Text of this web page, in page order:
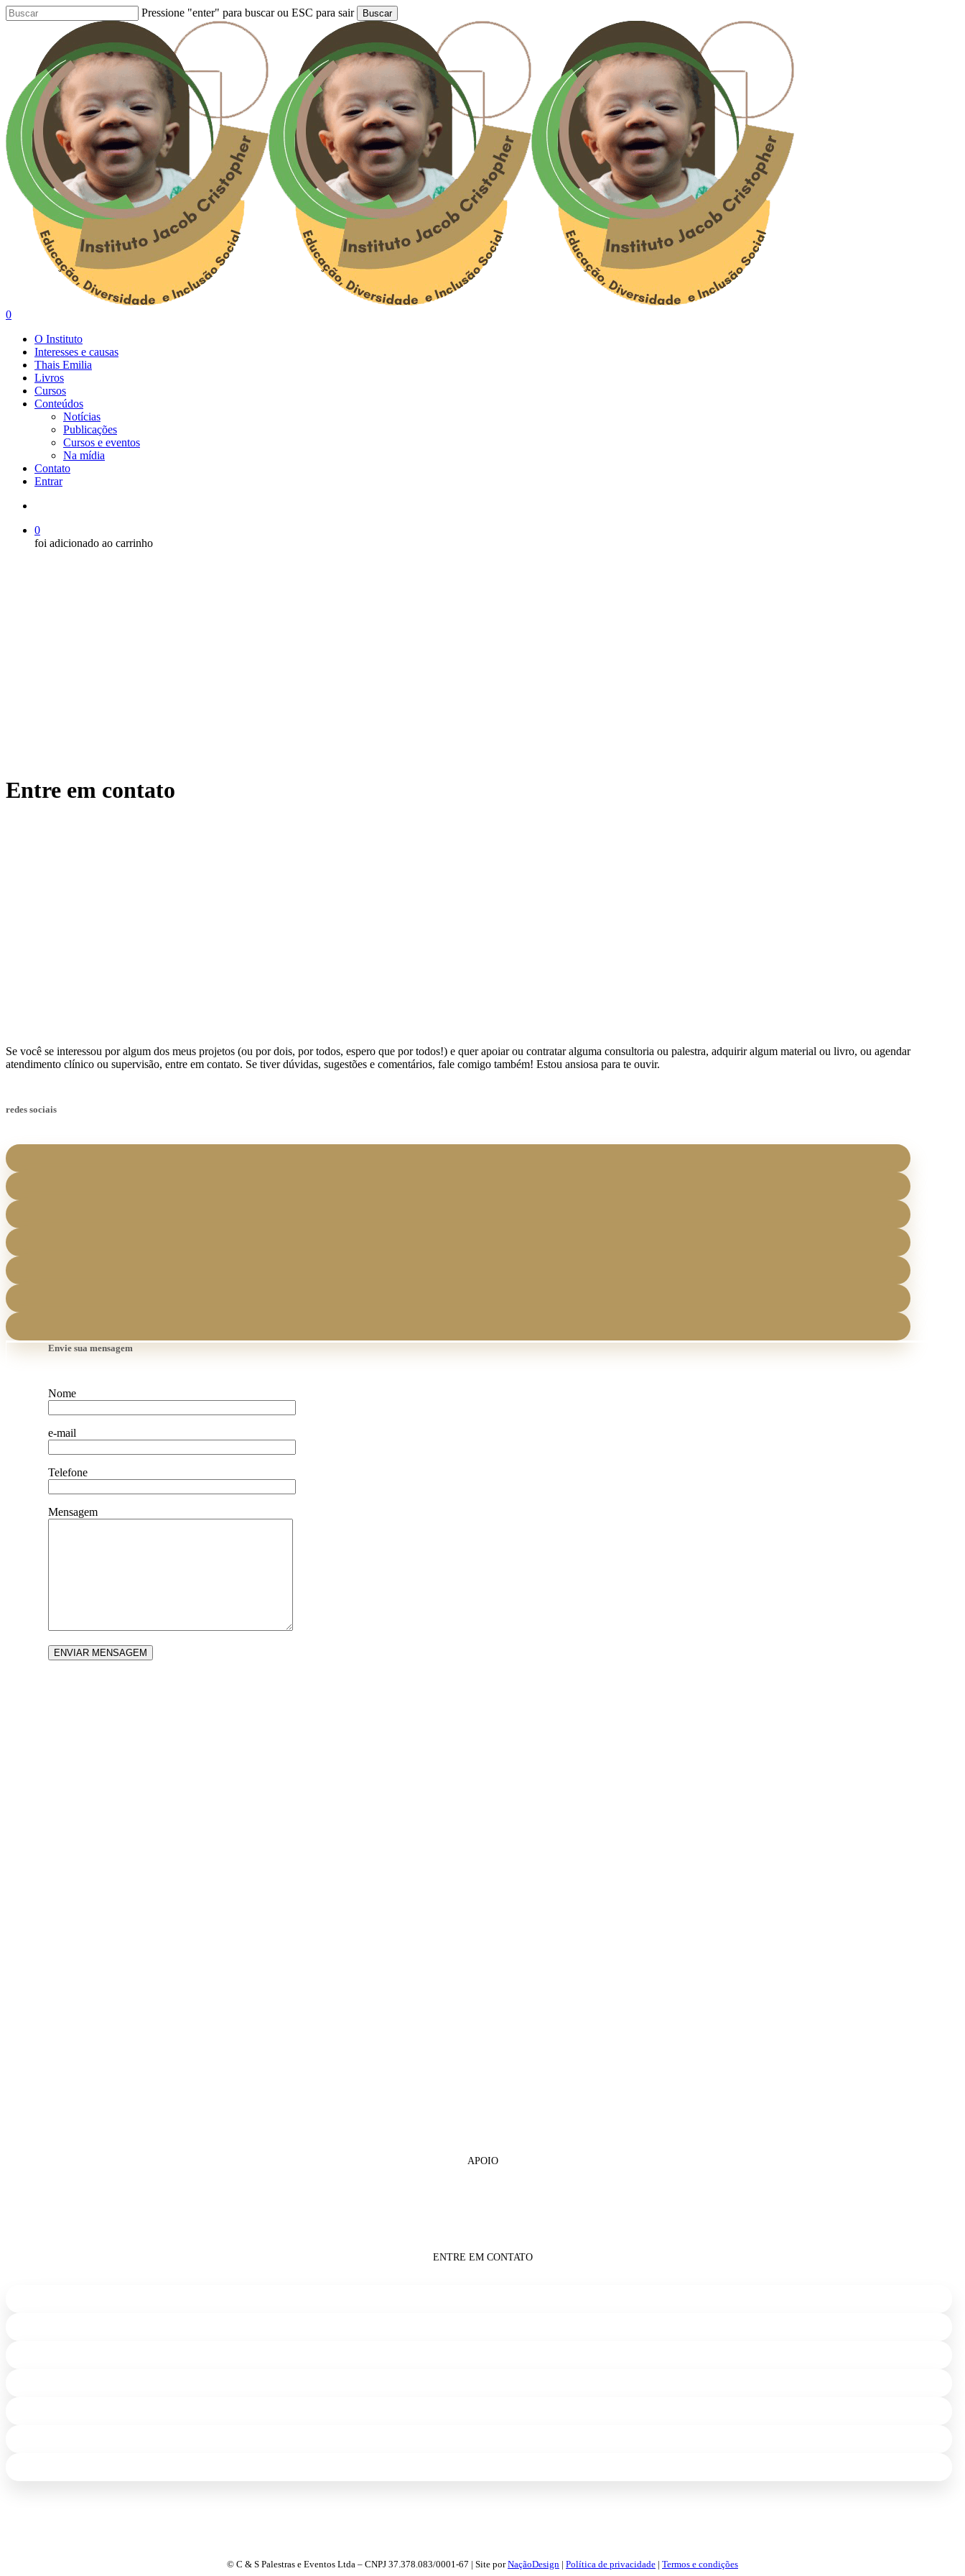
Skip
to
Pressione "enter" para buscar ou ESC para sair Buscar
Buscar..
0
O Instituto
Interesses e causas
Thais Emilia
Livros
Cursos
Conteúdos
Notícias
Publicações
Cursos e eventos
Na mídia
Contato
Entrar
0
foi adicionado ao carrinho
Entre em contato
Se você se interessou por algum dos meus projetos (ou por dois, por todos, espero que por todos!) e quer apoiar ou contratar alguma consultoria ou palestra, adquirir algum material ou livro, ou agendar
atendimento clínico ou supervisão, entre em contato. Se tiver dúvidas, sugestões e comentários, fale comigo também! Estou ansiosa para te ouvir.
redes sociais
Envie sua mensagem
Nome
e-mail
Telefone
Mensagem
APOIO
ENTRE EM CONTATO
© C & S Palestras e Eventos Ltda – CNPJ 37.378.083/0001-67 | Site porNaçãoDesign | Política de privacidade | Termos e condições